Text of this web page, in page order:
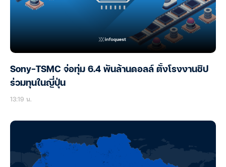
Sony-TSMC จ่อทุ่ม 6.4 พันล้านดอลล์ ตั้งโรงงานชิป
ร่วมทุนในญี่ปุ่น
13:19 น.